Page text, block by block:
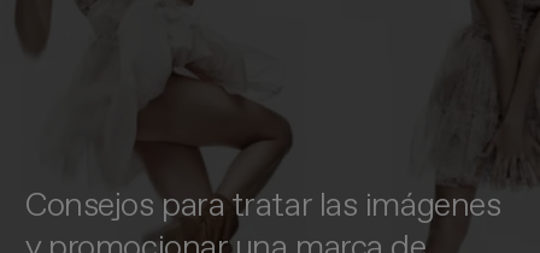
Consejos para tratar las imágenes